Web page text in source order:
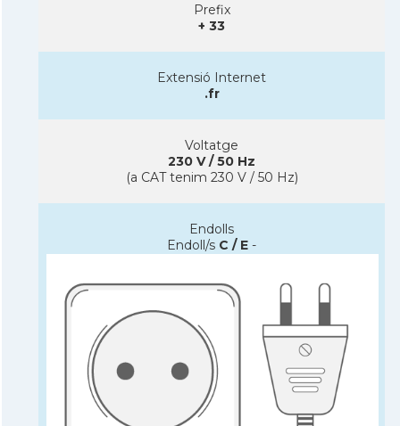
Prefix
+ 33
Extensió Internet
.fr
Voltatge
230 V / 50 Hz
(a CAT tenim 230 V / 50 Hz)
Endolls
Endoll/s C / E -